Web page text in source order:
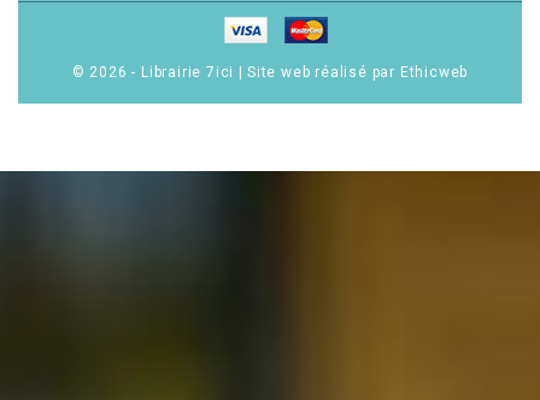
© 2026 - Librairie 7ici Site web réalisé par Ethicweb